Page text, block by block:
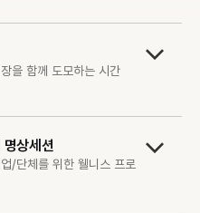
을 함께 도모하는 시간
상세션
/단체를 위한 웰니스 프로